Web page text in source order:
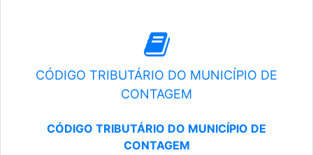
CÓDIGO TRIBUTÁRIO DO MUNICÍPIO DE
CONTAGEM
CÓDIGO TRIBUTÁRIO DO MUNICÍPIO DE
CONTAGEM